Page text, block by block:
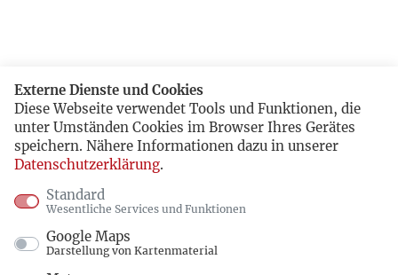
Externe Dienste und Cookies
Diese Webseite verwendet Tools und Funktionen, die
unter Umständen Cookies im Browser Ihres Gerätes
speichern. Nähere Informationen dazu in unserer
Datenschutzerklärung.
Standard
Wesentliche Services und Funktionen
Google Maps
Darstellung von Kartenmaterial